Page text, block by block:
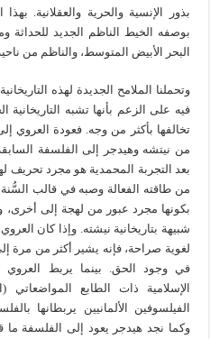
بذور الإنسية والحرية والعقلانية.
بوصفه الخيط الناظم الجديد للحداثة
البحر الأبيض المتوسط، والناظم من ناحية
وتحملنا الملامح الجديدة لهذه
فيه على الزعم بأنها تشبه
تخالفها بأكثر من وجه. فعودة العروي
من نيتشه وهيدجر إلى الفلسفة
بعد التجربة المحمدية هو مجرد تحريف
من طاقته الفعالة وصبه في قالب
بكونها مجرد عبور من لهجة إلى أخرى،
شبيهة بتاريخانية نيشته. وإذا كان
لغوية صراحة، فإنه يشير أكثر من
في وجود الحق. بينما يربط العروي
الإسلامية ذات الطابع المواضعاتي
وكما نجد هيدجر يعود إلى الفلسفة